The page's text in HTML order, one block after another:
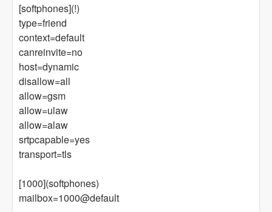
[softphones](!)
type=friend
context=default
canreinvite=no
host=dynamic
disallow=all
allow=gsm
allow=ulaw
allow=alaw
srtpcapable=yes
transport=tls
[1000](softphones)
mailbox=1000@default